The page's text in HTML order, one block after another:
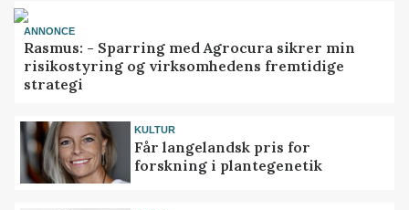
ANNONCE
Rasmus: - Sparring med Agrocura sikrer min
risikostyring og virksomhedens fremtidige
strategi
KULTUR
Får langelandsk pris for
forskning i plantegenetik